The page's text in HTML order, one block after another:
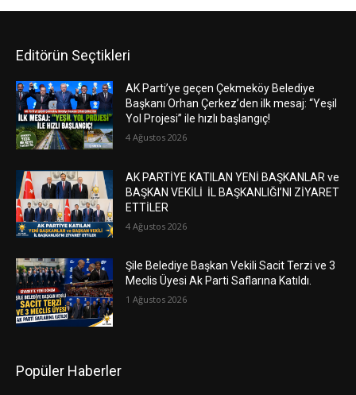
Editörün Seçtikleri
AK Parti’ye geçen Çekmeköy Belediye
Başkanı Orhan Çerkez’den ilk mesaj: “Yeşil
Yol Projesi” ile hızlı başlangıç!
4 Ağustos 2026
AK PARTİYE KATILAN YENİ BAŞKANLAR ve
BAŞKAN VEKİLİ İL BAŞKANLIĞI’NI ZİYARET
ETTİLER
4 Ağustos 2026
Şile Belediye Başkan Vekili Sacit Terzi ve 3
Meclis Üyesi Ak Parti Saflarına Katıldı.
1 Ağustos 2026
Popüler Haberler